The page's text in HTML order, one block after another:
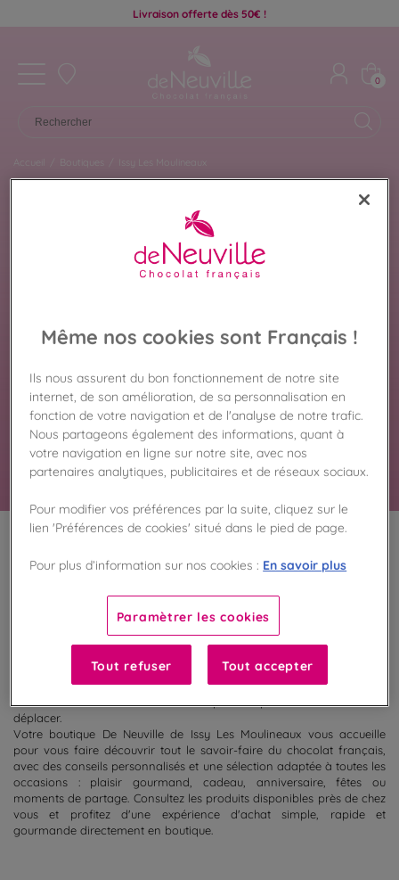
Livraison offerte dès 50€ !
0
Accueil Boutiques Issy Les Moulineaux
ISSY LES MOULINEAUX
boutique De Neuville de Issy Les Moulineaux pour
préparer votre visite en toute sérénité. Coffrets
cadeaux, spécialités chocolatées et gourmandises
vous attendent en magasin.
En savoir plus
100
Fabriqué en France
Découvrez la sélection de chocolats actuellement disponibles dans
votre boutique De Neuville de Issy Les Moulineaux. Retrouvez en
chocolatées et créations gourmandes prêtes à être dégustées ou
offertes. Grâce à la consultation des disponibilités, préparez votre
déplacer.
Votre boutique De Neuville de Issy Les Moulineaux vous accueille
pour vous faire découvrir tout le savoir-faire du chocolat français,
avec des conseils personnalisés et une sélection adaptée à toutes les
occasions : plaisir gourmand, cadeau, anniversaire, fêtes ou
moments de partage. Consultez les produits disponibles près de chez
vous et profitez d'une expérience d'achat simple, rapide et
gourmande directement en boutique.
Même nos cookies sont Français !
Ils nous assurent du bon fonctionnement de notre site
internet, de son amélioration, de sa personnalisation en
fonction de votre navigation et de l'analyse de notre trafic.
Nous partageons également des informations, quant à
votre navigation en ligne sur notre site, avec nos
partenaires analytiques, publicitaires et de réseaux sociaux.
Pour modifier vos préférences par la suite, cliquez sur le
lien 'Préférences de cookies' situé dans le pied de page.
Pour plus d’information sur nos cookies : En savoir plus
Paramètrer les cookies
Tout refuser Tout accepter